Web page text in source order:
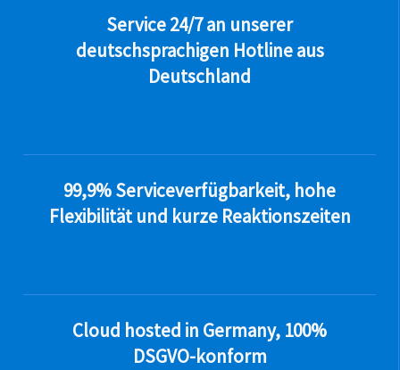
Service 24/7 an unserer
deutschsprachigen Hotline aus
Deutschland
99,9% Serviceverfügbarkeit, hohe
Flexibilität und kurze Reaktionszeiten
Cloud hosted in Germany, 100%
DSGVO-konform